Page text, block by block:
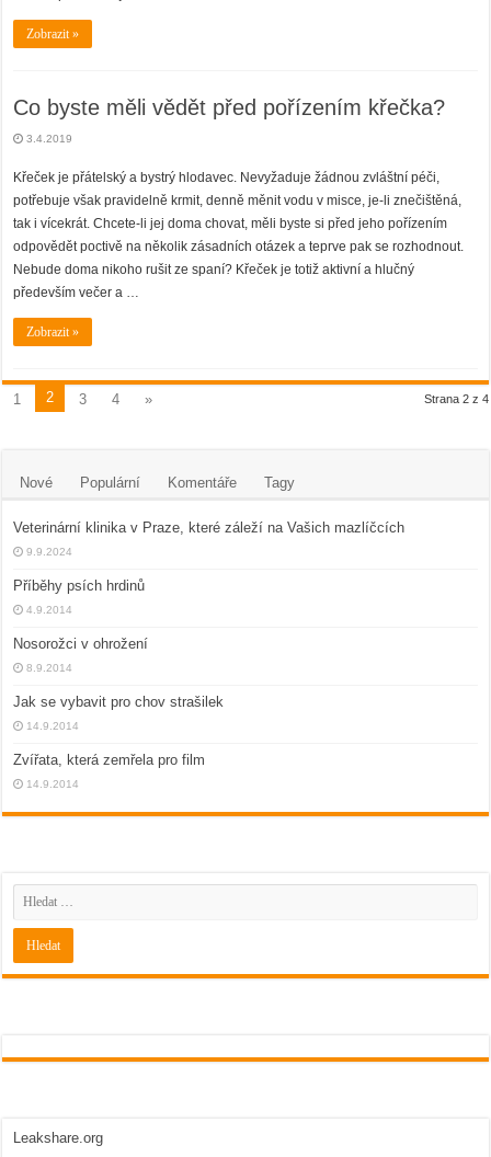
Zobrazit »
Co byste měli vědět před pořízením křečka?
3.4.2019
Křeček je přátelský a bystrý hlodavec. Nevyžaduje žádnou zvláštní péči,
potřebuje však pravidelně krmit, denně měnit vodu v misce, je-li znečištěná,
tak i vícekrát. Chcete-li jej doma chovat, měli byste si před jeho pořízením
odpovědět poctivě na několik zásadních otázek a teprve pak se rozhodnout.
Nebude doma nikoho rušit ze spaní? Křeček je totiž aktivní a hlučný
především večer a …
Zobrazit »
Strana 2 z 4
1 2 3 4 »
Nové Populární Komentáře Tagy
Veterinární klinika v Praze, které záleží na Vašich mazlíčcích
9.9.2024
Příběhy psích hrdinů
4.9.2014
Nosorožci v ohrožení
8.9.2014
Jak se vybavit pro chov strašilek
14.9.2014
Zvířata, která zemřela pro film
14.9.2014
Leakshare.org